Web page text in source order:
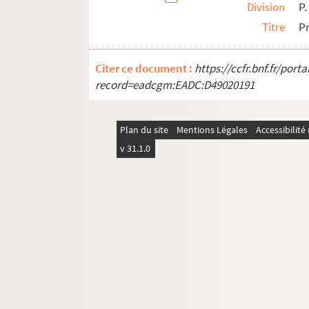
526. Montmajour. Documents divers.
527. Reconnaissance de censes en
529. Thomassin de Mazaugues (le père). «
530. Recueil factice de pièces de 1620 à
531. « Documens concernant la dime du
532. « Discours das troubles que fouron
Division
Titre
Citer ce document : https://ccfr.bnf.fr/
record=eadcgm:EADC:D49020191
Plan du site Mentions Légales
v 31.1.0